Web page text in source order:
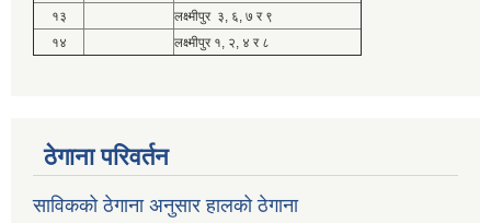
१३
लक्ष्मीपुर ३, ६, ७ र ९
१४
लक्ष्मीपुर १, २, ४ र ८
ठेगाना परिवर्तन
साविकको ठेगाना अनुसार हालको ठेगाना